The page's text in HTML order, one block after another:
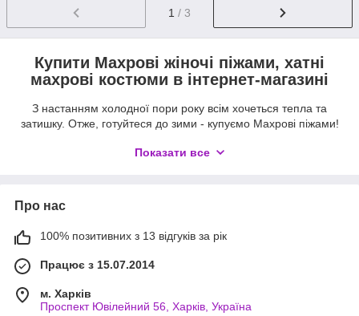
1 / 3
Купити Махрові жіночі піжами, хатні
махрові костюми в інтернет-магазині
З настанням холодної пори року всім хочеться тепла та
затишку. Отже, готуйтеся до зими - купуємо Махрові піжами!
Купіть Махрову піжаму, і ви отримаєте
якісну, красиву річ за найприємнішою
Купуйте жіночі махрові піжами в інтернет-магазині "Шоп і
Показати все
Про нас
100% позитивних з 13 відгуків за рік
Працює з 15.07.2014
м. Харків
Проспект Ювілейний 56, Харків, Україна